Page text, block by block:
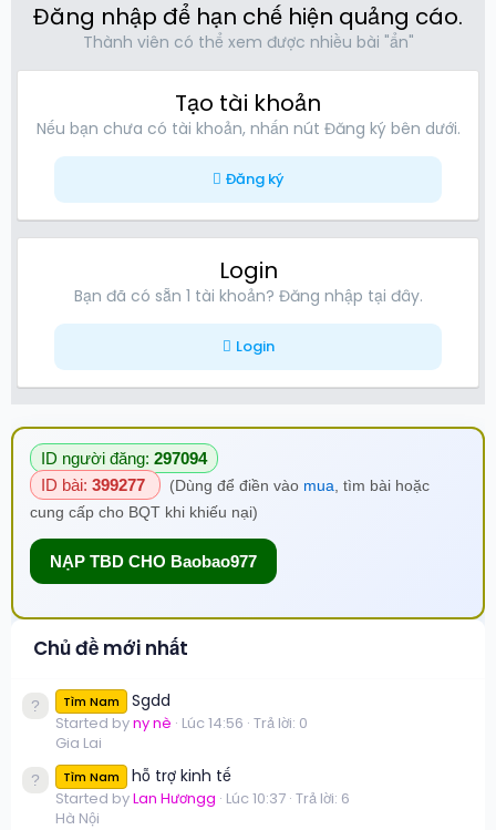
Đăng nhập để hạn chế hiện quảng cáo.
Thành viên có thể xem được nhiều bài "ẩn"
Tạo tài khoản
Nếu bạn chưa có tài khoản, nhấn nút Đăng ký bên dưới.
Đăng ký
Login
Bạn đã có sẵn 1 tài khoản? Đăng nhập tại đây.
Login
ID người đăng: 297094
ID bài: 399277 (Dùng để điền vào mua , tìm bài hoặc
cung cấp cho BQT khi khiếu nại)
NẠP TBD CHO Baobao977
Chủ đề mới nhất
Tìm Nam Sgdd
Started byny nè Lúc 14:56 Trả lời: 0
Gia Lai
Tìm Nam hỗ trợ kinh tế
Started byLan Hươngg Lúc 10:37 Trả lời: 6
Hà Nội